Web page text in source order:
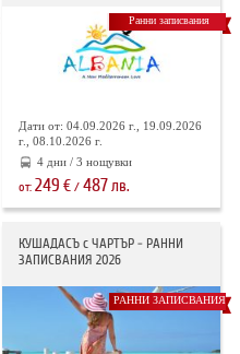
Ранни записвания
Дати от: 04.09.2026 г., 19.09.2026
г., 08.10.2026 г.
4 дни / 3 нощувки
от:249 € /487лв.
КУШАДАСЪ с ЧАРТЪР - РАННИ
ЗАПИСВАНИЯ 2026
РАННИ ЗАПИСВАНИЯ